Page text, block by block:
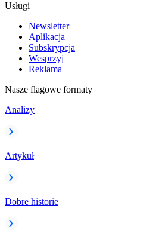
Usługi
Newsletter
Aplikacja
Subskrypcja
Wesprzyj
Reklama
Nasze flagowe formaty
Analizy
Artykuł
Dobre historie